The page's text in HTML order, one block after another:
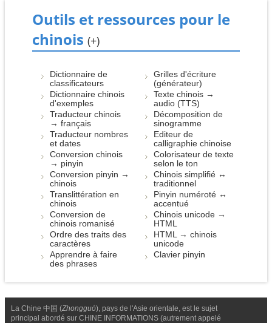
Outils et ressources pour le
chinois (+)
Dictionnaire de
classificateurs
Dictionnaire chinois
d'exemples
Traducteur chinois
→ français
Traducteur nombres
et dates
Conversion chinois
→ pinyin
Conversion pinyin →
chinois
Translittération en
chinois
Conversion de
chinois romanisé
Ordre des traits des
caractères
Apprendre à faire
des phrases
Grilles d'écriture
(générateur)
Texte chinois →
audio (TTS)
Décomposition de
sinogramme
Editeur de
calligraphie chinoise
Colorisateur de texte
selon le ton
Chinois simplifié ↔
traditionnel
Pinyin numéroté ↔
accentué
Chinois unicode →
HTML
HTML → chinois
unicode
Clavier pinyin
La Chine 中国 (Zhongguó), pays de l'Asie orientale, est le sujet
principal abordé sur CHINE INFORMATIONS (autrement appelé